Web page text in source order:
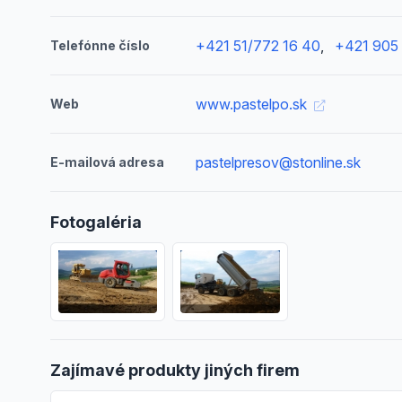
Telefónne číslo +421 51/772 16 40, +421
Web www.pastelpo.sk
E-mailová adresa pastelpresov@stonline.sk
Fotogaléria
Zajímavé produkty jiných firem